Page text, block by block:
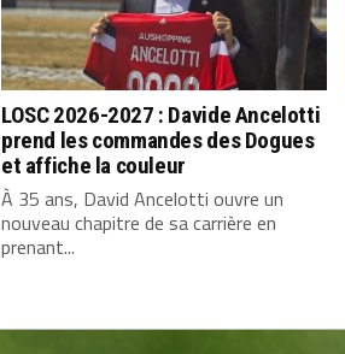
LOSC 2026-2027 : Davide Ancelotti
prend les commandes des Dogues
et affiche la couleur
À 35 ans, David Ancelotti ouvre un
nouveau chapitre de sa carrière en
prenant...